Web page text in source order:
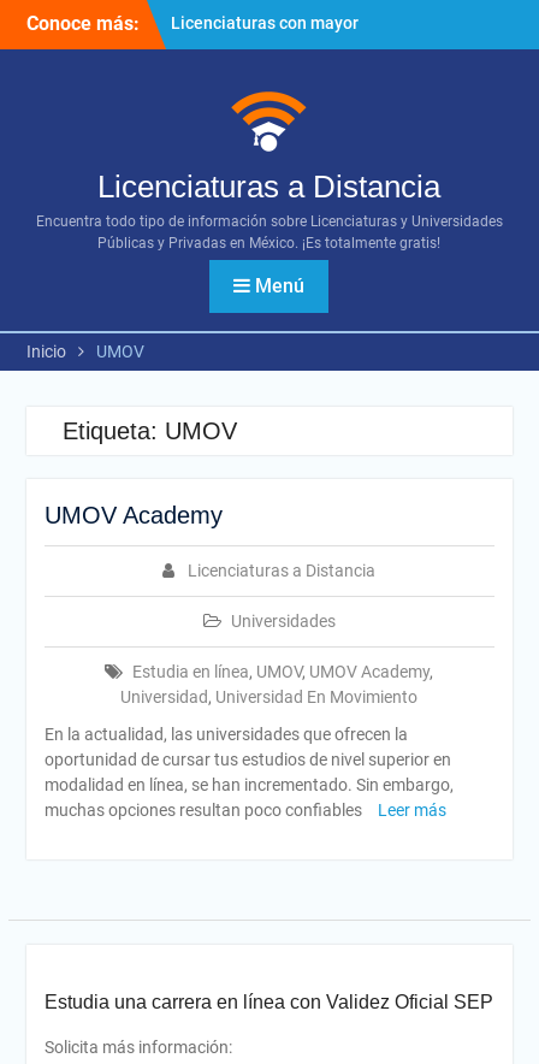
Conoce más:
Licenciaturas con mayor
proyección
¿Cómo utilizar los diversos
recursos digitales?
Licenciaturas a Distancia
Encuentra todo tipo de información sobre Licenciaturas y Universidades
Públicas y Privadas en México. ¡Es totalmente gratis!
Menú
Inicio UMOV
Etiqueta: UMOV
UMOV Academy
Licenciaturas a Distancia
Universidades
Estudia en línea, UMOV, UMOV Academy,
Universidad, Universidad En Movimiento
En la actualidad, las universidades que ofrecen la
oportunidad de cursar tus estudios de nivel superior en
modalidad en línea, se han incrementado. Sin embargo,
muchas opciones resultan poco confiables
Leer más
Estudia una carrera en línea con Validez Oficial SEP
Solicita más información: